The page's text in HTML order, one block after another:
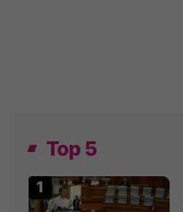
Top 5